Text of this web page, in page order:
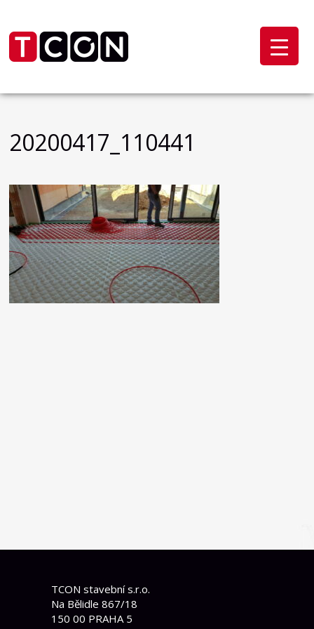
20200417_110441
TCON stavební s.r.o.
Na Bělidle 867/18
150 00 PRAHA 5